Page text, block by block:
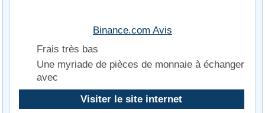
Binance.com Avis
Frais très bas
Une myriade de pièces de monnaie à échanger
avec
Visiter le site internet